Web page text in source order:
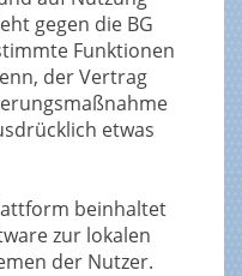
gegen die BG
Funktionen
der Vertrag
etwas
beinhaltet
zur lokalen
der Nutzer.